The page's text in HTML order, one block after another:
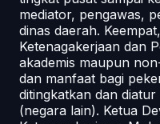
mediator, pengawas,
dinas daerah.
Ketenagakerjaan dan
akademis maupun
dan manfaat bagi
ditingkatkan dan
(negara lain). Ketua